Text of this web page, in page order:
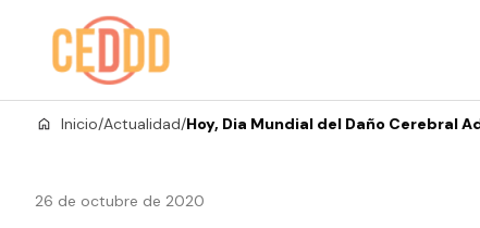
Saltar al contenido
Inicio/Actualidad/Hoy, Dia Mundial del Daño Cerebral
26 de octubre de 2020